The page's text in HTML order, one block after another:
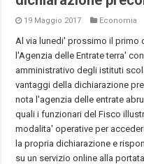
19 Maggio 2017 Economia
Al via lunedi' prossimo il
l'Agenzia delle Entrate terra'
amministrativo degli istituti
vantaggi della dichiarazione
nota l'agenzia delle entrate
quali i funzionari del Fisco
modalita' operative per
la propria dichiarazione e
su un servizio online alla